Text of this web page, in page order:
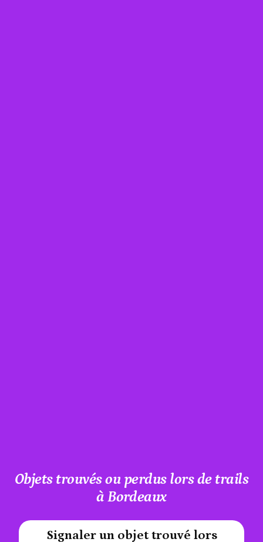
Objets trouvés ou perdus lors de trails
à Bordeaux
Signaler un objet trouvé lors
#A12AEB